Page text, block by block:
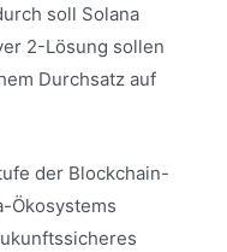
soll Solana
2-Lösung sollen
Durchsatz auf
der Blockchain-
Ökosystems